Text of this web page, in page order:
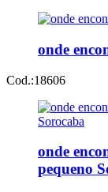
onde
Cod.:18606
onde
pequeno